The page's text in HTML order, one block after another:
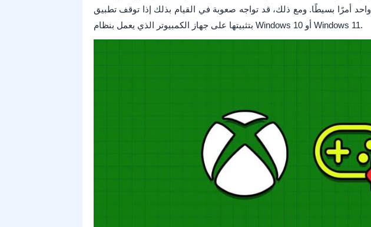
واحد أمرًا بسيطًا. ومع ذلك، قد تواجه صعوبة في القيام بذلك إذا توقف تطبيق Xbox عن عرض الألعاب التي قمت
بتثبيتها على جهاز الكمبيوتر الذي يعمل بنظام Windows 10 أو Windows 11.